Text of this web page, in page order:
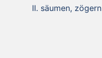
säumen, zögern